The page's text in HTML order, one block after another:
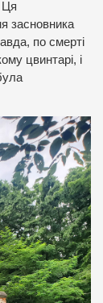
Ця
засновника
по смерті
цвинтарі, і